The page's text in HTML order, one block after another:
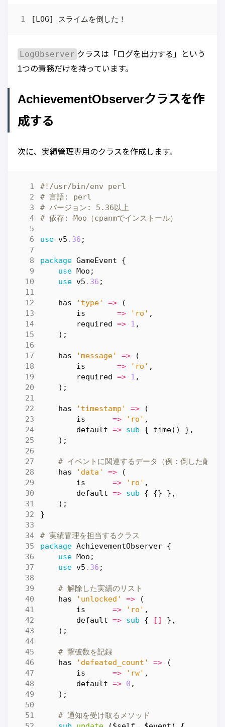
LogObserver クラスは「ログを出力する」という
1つの責務だけを持っています。
AchievementObserverクラスを作
成する
次に、実績管理専用のクラスを作成します。
#!/usr/bin/env perl
# 言語: perl
# バージョン: 5.36以上
# 依存: Moo（cpanmでインストール）
use v5 .36 ;
package GameEvent
{
use Moo ;
use v5 .36 ;
has 'type' =>
(
is
=> 'ro' ,
required => 1 ,
);
has 'message' =>
(
is
=> 'ro' ,
required => 1 ,
);
has 'timestamp' =>
(
is
=> 'ro' ,
default => sub { time()
},
);
# イベントに関連するデータ（例：倒した敵の
has
'data' =>
(
is
=> 'ro' ,
default => sub { {}
},
);
}
# 実績管理を担当するクラス
package AchievementObserver {
use Moo ;
use v5 .36 ;
# 解除した実績のリスト
has
'unlocked' =>
(
is
=> 'ro' ,
default => sub { []
},
);
# 撃破数を記録
has
'defeated_count' =>
(
is
=> 'rw' ,
default => 0 ,
);
# 通知を受け取るメソッド